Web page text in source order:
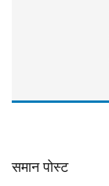
समान पोस्ट